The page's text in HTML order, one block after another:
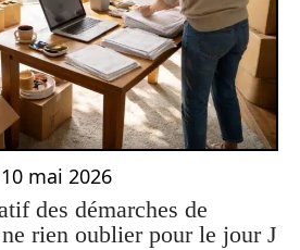
10 mai 2026
des démarches de
rien oublier pour le jour J